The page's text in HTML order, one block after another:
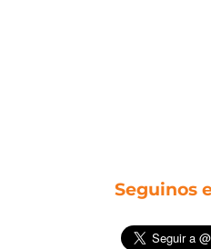
Seguinos